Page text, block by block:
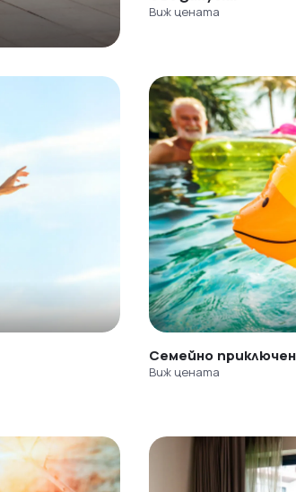
Виж цената
Семейно
Виж цената